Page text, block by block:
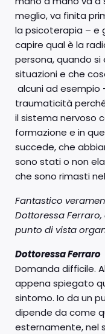
meglio, va finita
la psicoterapia – e
capire qual è la
persona, quando
situazioni e che
alcuni ad esempio
traumaticità
il sistema nervoso
formazione e in
succede, che
sono stati o non
che sono rimasti
Fantastico
Dottoressa
punto di vista
Dottoressa Ferraro
Domanda difficile.
appena spiegato
sintomo. Io da un
dipende da come
esternamente, nel